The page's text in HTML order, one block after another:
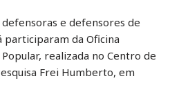
e defensores de
participaram da Oficina
realizada no Centro de
Frei Humberto, em